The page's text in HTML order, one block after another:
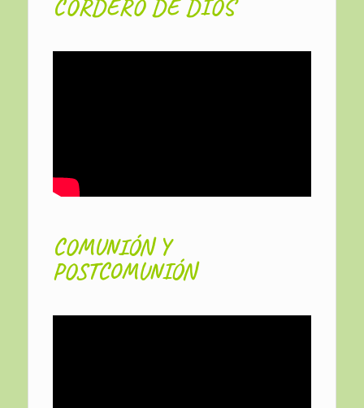
CORDERO DE DIOS
COMUNIÓN Y
POSTCOMUNIÓN